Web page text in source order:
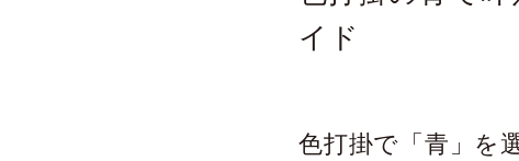
イド
色打掛で「青」を